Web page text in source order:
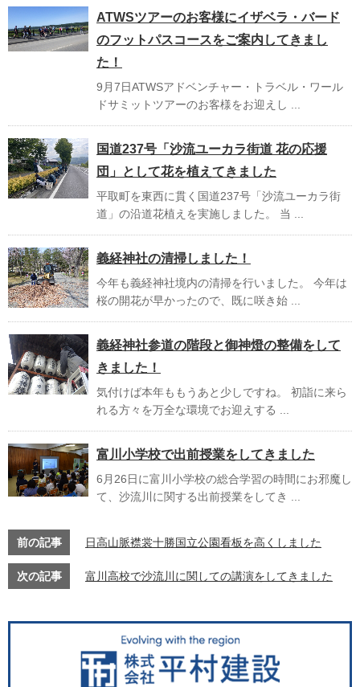
ATWSツアーのお客様にイザベラ・バード
のフットパスコースをご案内してきまし
た！
9月7日ATWSアドベンチャー・トラベル・ワール
ドサミットツアーのお客様をお迎えし ...
国道237号「沙流ユーカラ街道 花の応援
団」として花を植えてきました
平取町を東西に貫く国道237号「沙流ユーカラ街
道」の沿道花植えを実施しました。 当 ...
義経神社の清掃しました！
今年も義経神社境内の清掃を行いました。 今年は
桜の開花が早かったので、既に咲き始 ...
義経神社参道の階段と御神燈の整備をして
きました！
気付けば本年ももうあと少しですね。 初詣に来ら
れる方々を万全な環境でお迎えする ...
富川小学校で出前授業をしてきました
6月26日に富川小学校の総合学習の時間にお邪魔し
て、沙流川に関する出前授業をしてき ...
前の記事 日高山脈襟裳十勝国立公園看板を高くしました
次の記事 富川高校で沙流川に関しての講演をしてきました